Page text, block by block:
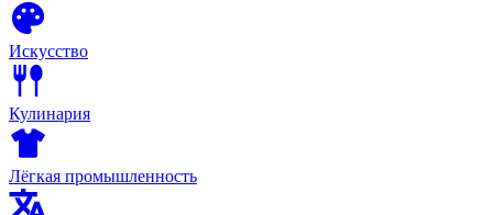
Искусство
Кулинария
Лёгкая промышленность